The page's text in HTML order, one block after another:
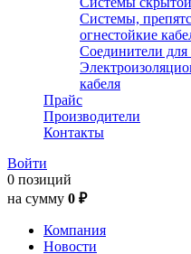
Системы,
огнестойкие
Соединители
кабеля
Прайс
Производители
Контакты
Войти
0 позиций
на сумму 0 ₽
Компания
Новости